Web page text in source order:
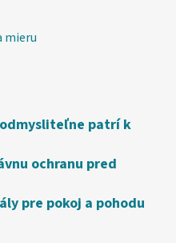
mieru
patrí k
ochranu pred
pre pokoj a pohodu